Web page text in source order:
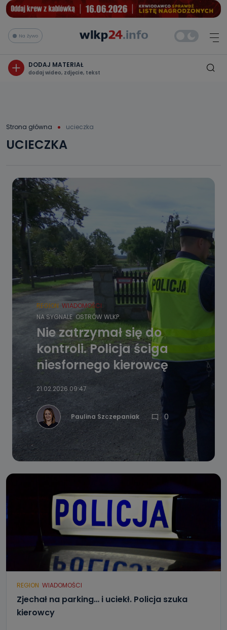
Na żywo
DODAJ MATERIAŁ
dodaj wideo, zdjęcie, tekst
Strona główna ucieczka
UCIECZKA
REGION WIADOMOŚCI
NA SYGNALE OSTRÓW WLKP.
Nie zatrzymał się do
kontroli. Policja ściga
niesfornego kierowcę
21.02.2026 09:47
Paulina Szczepaniak 0
REGION WIADOMOŚCI
Zjechał na parking… i uciekł. Policja szuka
kierowcy